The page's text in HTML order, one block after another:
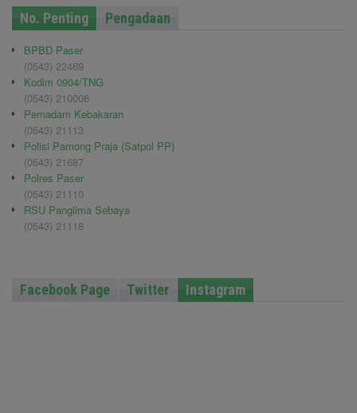
No. Penting Pengadaan
BPBD Paser
(0543) 22469
Kodim 0904/TNG
(0543) 210006
Pemadam Kebakaran
(0543) 21113
Polisi Pamong Praja (Satpol PP)
(0543) 21687
Polres Paser
(0543) 21110
RSU Panglima Sebaya
(0543) 21118
Facebook Page Twitter Instagram